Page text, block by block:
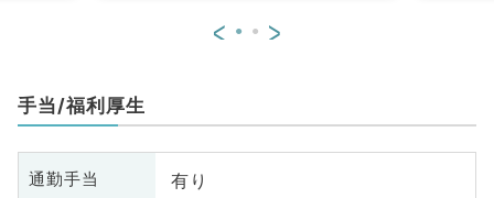
< >
手当/福利厚生
通勤手当 有り